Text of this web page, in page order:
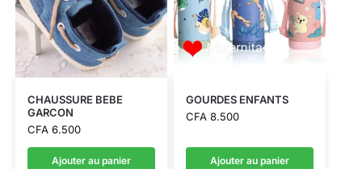
CHAUSSURE BEBE
GARCON
CFA6.500
Ajouter au panier
GOURDES ENFANTS
CFA8.500
Ajouter au panier